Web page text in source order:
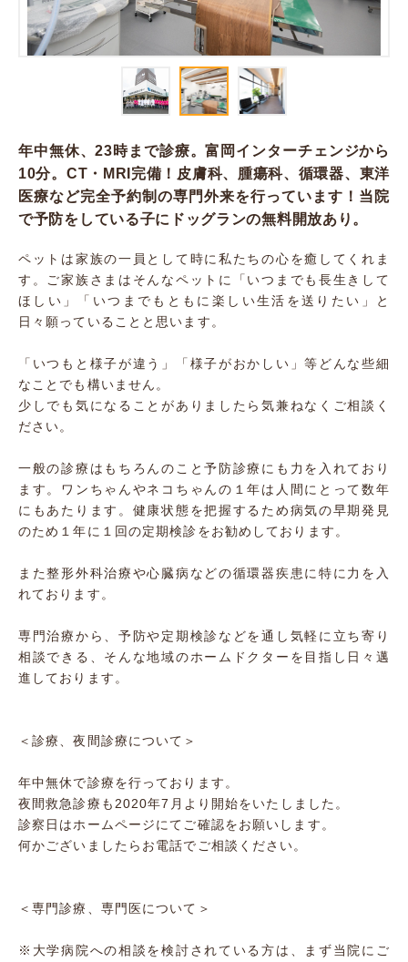
年中無休、23時まで診療。富岡インターチェンジから
10分。CT・MRI完備！皮膚科、腫瘍科、循環器、東洋
医療など完全予約制の専門外来を行っています！当院
で予防をしている子にドッグランの無料開放あり。
ペットは家族の一員として時に私たちの心を癒してくれま
す。ご家族さまはそんなペットに「いつまでも長生きして
ほしい」「いつまでもともに楽しい生活を送りたい」と
日々願っていることと思います。
「いつもと様子が違う」「様子がおかしい」等どんな些細
なことでも構いません。
少しでも気になることがありましたら気兼ねなくご相談く
ださい。
一般の診療はもちろんのこと予防診療にも力を入れており
ます。ワンちゃんやネコちゃんの１年は人間にとって数年
にもあたります。健康状態を把握するため病気の早期発見
のため１年に１回の定期検診をお勧めしております。
また整形外科治療や心臓病などの循環器疾患に特に力を入
れております。
専門治療から、予防や定期検診などを通し気軽に立ち寄り
相談できる、そんな地域のホームドクターを目指し日々邁
進しております。
＜診療、夜間診療について＞
年中無休で診療を行っております。
夜間救急診療も2020年7月より開始をいたしました。
診察日はホームページにてご確認をお願いします。
何かございましたらお電話でご相談ください。
＜専門診療、専門医について＞
※大学病院への相談を検討されている方は、まず当院にご